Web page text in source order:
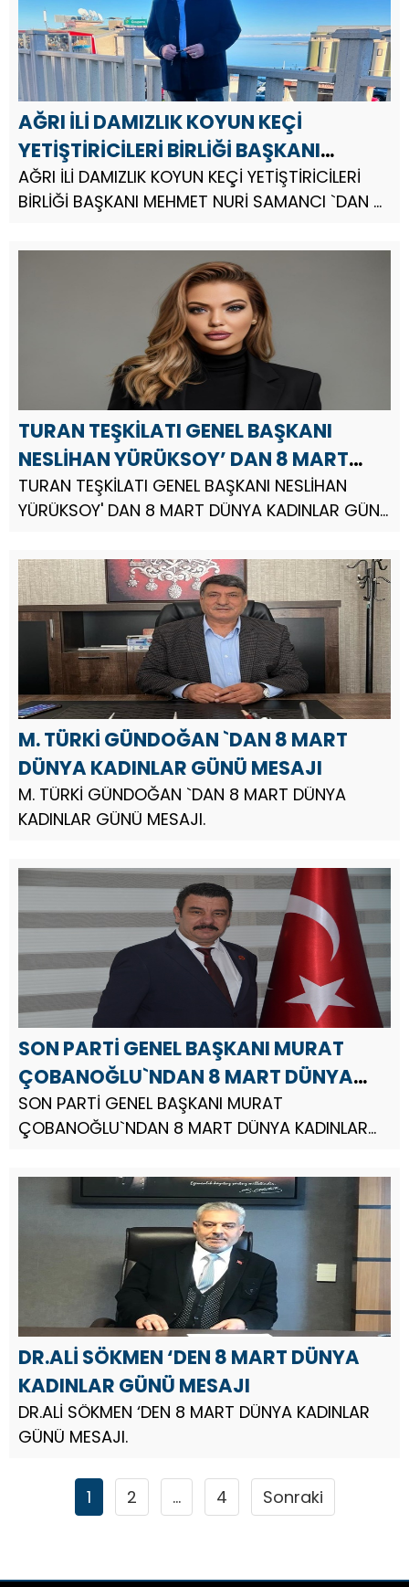
AĞRI İLİ DAMIZLIK KOYUN KEÇİ
YETİŞTİRİCİLERİ BİRLİĞİ BAŞKANI
MEHMET NURİ SAMANCI `DAN 8 MART
DÜNYA KADINLAR GÜNÜ MESAJI
AĞRI İLİ DAMIZLIK KOYUN KEÇİ YETİŞTİRİCİLERİ
BİRLİĞİ BAŞKANI MEHMET NURİ SAMANCI `DAN 8
TURAN TEŞKİLATI GENEL BAŞKANI
NESLİHAN YÜRÜKSOY’ DAN 8 MART
DÜNYA KADINLAR GÜNÜ MESAJI
TURAN TEŞKİLATI GENEL BAŞKANI NESLİHAN
YÜRÜKSOY' DAN 8 MART DÜNYA KADINLAR GÜNÜ
M. TÜRKİ GÜNDOĞAN `DAN 8 MART
DÜNYA KADINLAR GÜNÜ MESAJI
M. TÜRKİ GÜNDOĞAN `DAN 8 MART DÜNYA
KADINLAR GÜNÜ MESAJI.
SON PARTİ GENEL BAŞKANI MURAT
ÇOBANOĞLU`NDAN 8 MART DÜNYA
KADINLAR GÜNÜ MESAJI
SON PARTİ GENEL BAŞKANI MURAT
ÇOBANOĞLU`NDAN 8 MART DÜNYA KADINLAR
DR.ALİ SÖKMEN ‘DEN 8 MART DÜNYA
KADINLAR GÜNÜ MESAJI
DR.ALİ SÖKMEN ‘DEN 8 MART DÜNYA KADINLAR
GÜNÜ MESAJI.
1 2 … 4 Sonraki